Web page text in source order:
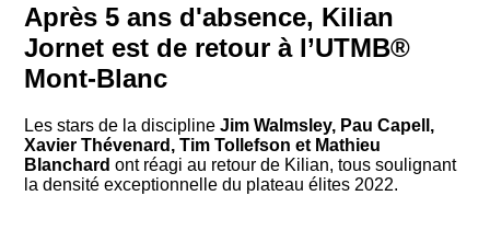
Après 5 ans d'absence, Kilian
Jornet est de retour à l’UTMB®
Mont-Blanc
Les stars de la disciplineJim Walmsley, Pau Capell,
Xavier Thévenard, Tim Tollefson et Mathieu
Blanchard ont réagi au retour de Kilian, tous soulignant
la densité exceptionnelle du plateau élites 2022.